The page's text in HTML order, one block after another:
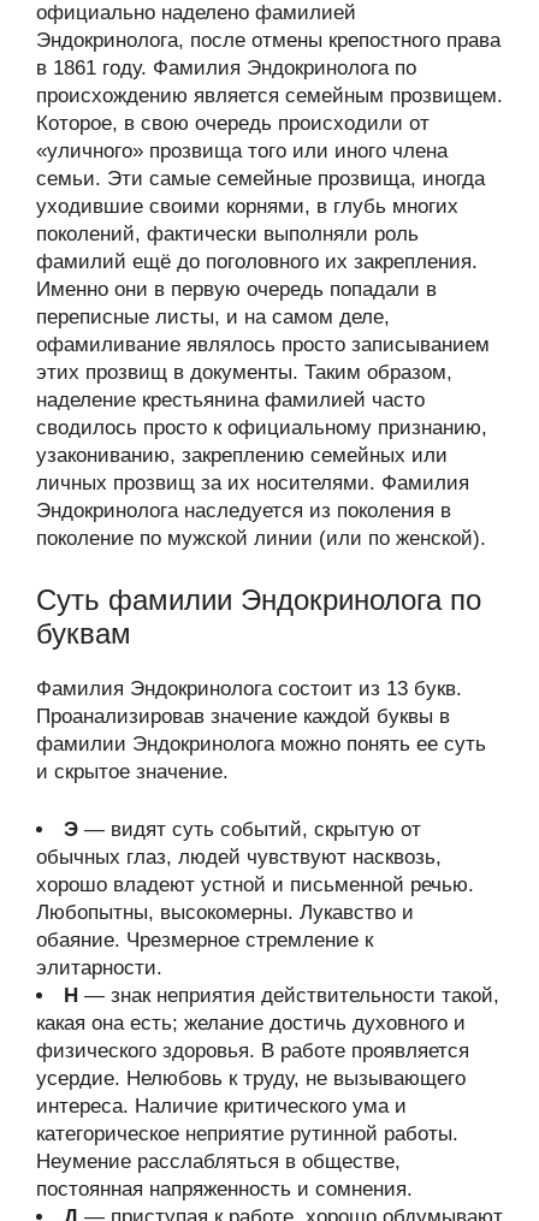
официально наделено фамилией
Эндокринолога, после отмены крепостного права
в 1861 году. Фамилия Эндокринолога по
происхождению является семейным прозвищем.
Которое, в свою очередь происходили от
«уличного» прозвища того или иного члена
семьи. Эти самые семейные прозвища, иногда
уходившие своими корнями, в глубь многих
поколений, фактически выполняли роль
фамилий ещё до поголовного их закрепления.
Именно они в первую очередь попадали в
переписные листы, и на самом деле,
офамиливание являлось просто записыванием
этих прозвищ в документы. Таким образом,
наделение крестьянина фамилией часто
сводилось просто к официальному признанию,
узакониванию, закреплению семейных или
личных прозвищ за их носителями. Фамилия
Эндокринолога наследуется из поколения в
поколение по мужской линии (или по женской).
Суть фамилии Эндокринолога по
буквам
Фамилия Эндокринолога состоит из 13 букв.
Проанализировав значение каждой буквы в
фамилии Эндокринолога можно понять ее суть
и скрытое значение.
Э — видят суть событий, скрытую от
обычных глаз, людей чувствуют насквозь,
хорошо владеют устной и письменной речью.
Любопытны, высокомерны. Лукавство и
обаяние. Чрезмерное стремление к
элитарности.
Н — знак неприятия действительности такой,
какая она есть; желание достичь духовного и
физического здоровья. В работе проявляется
усердие. Нелюбовь к труду, не вызывающего
интереса. Наличие критического ума и
категорическое неприятие рутинной работы.
Неумение расслабляться в обществе,
постоянная напряженность и сомнения.